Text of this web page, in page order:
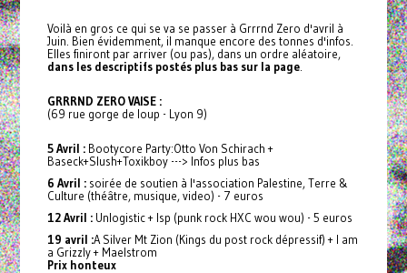
Voilà en gros ce qui se va se passer à Grrrnd Zero d'avril à
Juin. Bien évidemment, il manque encore des tonnes d'infos.
Elles finiront par arriver (ou pas), dans un ordre aléatoire,
dans les descriptifs postés plus bas sur la page.
GRRRND ZERO VAISE :
(69 rue gorge de loup - Lyon 9)
5 Avril :Bootycore Party:Otto Von Schirach +
Baseck+Slush+Toxikboy ---> Infos plus bas
6 Avril :soirée de soutien à l'association Palestine, Terre &
Culture (théâtre, musique, video) - 7 euros
12 Avril :Unlogistic + Isp (punk rock HXC wou wou) - 5 euros
19 avril :A Silver Mt Zion (Kings du post rock dépressif) + I am
a Grizzly + Maelstrom
Prix honteux